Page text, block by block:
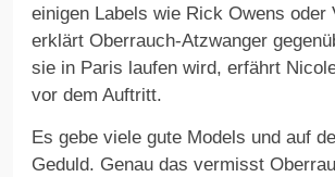
einigen Labels wie Rick Owens
erklärt Oberrauch-Atzwanger
sie in Paris laufen wird, erfährt
vor dem Auftritt.
Es gebe viele gute Models und auf
Geduld. Genau das vermisst